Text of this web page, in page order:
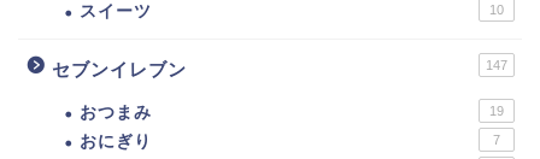
スイーツ 10
セブンイレブン 147
おつまみ 19
おにぎり 7